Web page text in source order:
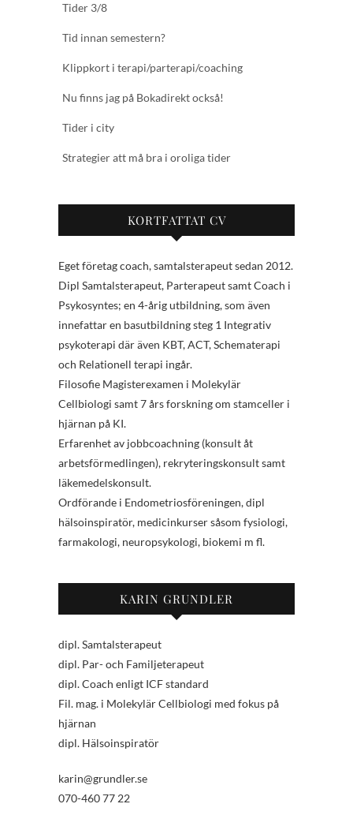
Tider 3/8
Tid innan semestern?
Klippkort i terapi/parterapi/coaching
Nu finns jag på Bokadirekt också!
Tider i city
Strategier att må bra i oroliga tider
KORTFATTAT CV
Eget företag coach, samtalsterapeut sedan 2012.
Dipl Samtalsterapeut, Parterapeut samt Coach i
Psykosyntes; en 4-årig utbildning, som även
innefattar en basutbildning steg 1 Integrativ
psykoterapi där även KBT, ACT, Schematerapi
och Relationell terapi ingår.
Filosofie Magisterexamen i Molekylär
Cellbiologi samt 7 års forskning om stamceller i
hjärnan på KI.
Erfarenhet av jobbcoachning (konsult åt
arbetsförmedlingen), rekryteringskonsult samt
läkemedelskonsult.
Ordförande i Endometriosföreningen, dipl
hälsoinspiratör, medicinkurser såsom fysiologi,
farmakologi, neuropsykologi, biokemi m fl.
KARIN GRUNDLER
dipl. Samtalsterapeut
dipl. Par- och Familjeterapeut
dipl. Coach enligt ICF standard
Fil. mag. i Molekylär Cellbiologi med fokus på
hjärnan
dipl. Hälsoinspiratör
karin@grundler.se
070-460 77 22